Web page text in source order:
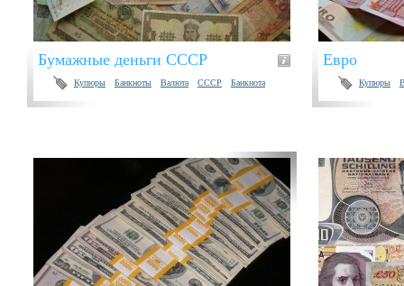
Бумажные деньги СССР
Купюры Банкноты Валюта СССР Банкнота
Евро
Купюры